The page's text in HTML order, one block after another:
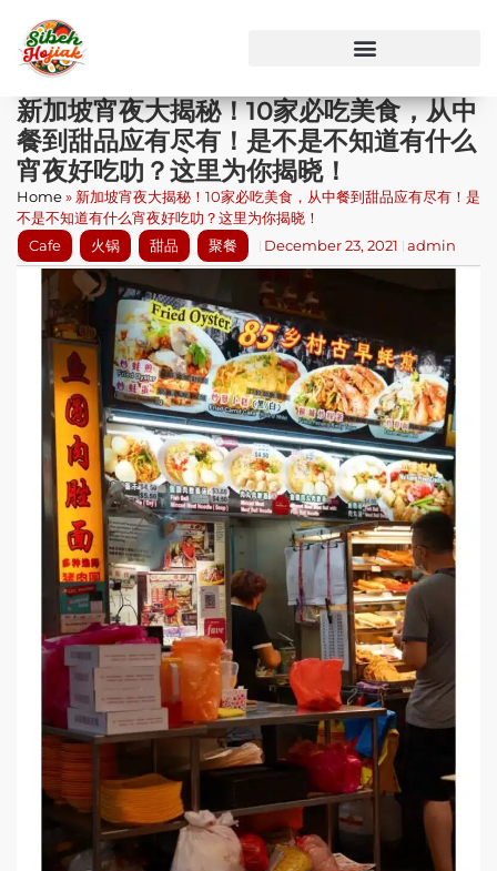
新加坡宵夜大揭秘！10家必吃美食，从中
餐到甜品应有尽有！是不是不知道有什么
宵夜好吃叻？这里为你揭晓！
Home» 新加坡宵夜大揭秘！10家必吃美食，从中餐到甜品应有尽有！是
不是不知道有什么宵夜好吃叻？这里为你揭晓！
Cafe
火锅 甜品 聚餐 December 23, 2021 admin